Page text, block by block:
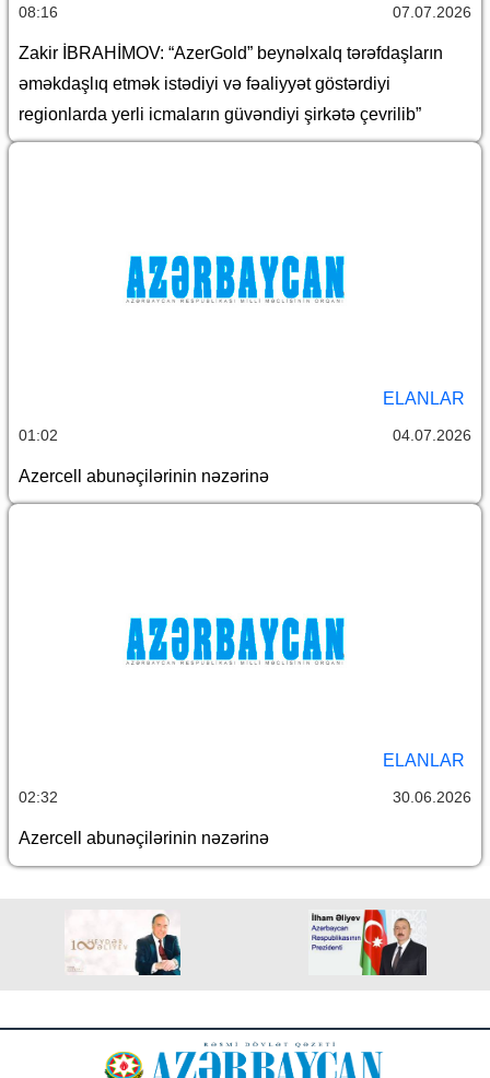
08:16 07.07.2026
Zakir İBRAHİMOV: “AzerGold” beynəlxalq tərəfdaşların
əməkdaşlıq etmək istədiyi və fəaliyyət göstərdiyi
regionlarda yerli icmaların güvəndiyi şirkətə çevrilib”
ELANLAR
01:02 04.07.2026
Azercell abunəçilərinin nəzərinə
ELANLAR
02:32 30.06.2026
Azercell abunəçilərinin nəzərinə